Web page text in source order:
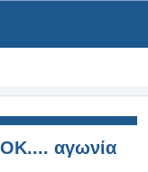
αγωνία